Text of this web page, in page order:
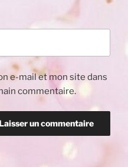
e-mail et mon site dans
commentaire.